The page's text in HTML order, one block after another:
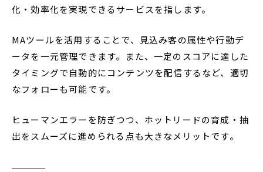
化・効率化を実現できるサービスを指します。
MAツールを活用することで、見込み客の属性や行動デ
ータを一元管理できます。また、一定のスコアに達した
タイミングで自動的にコンテンツを配信するなど、適切
なフォローも可能です。
ヒューマンエラーを防ぎつつ、ホットリードの育成・抽
出をスムーズに進められる点も大きなメリットです。